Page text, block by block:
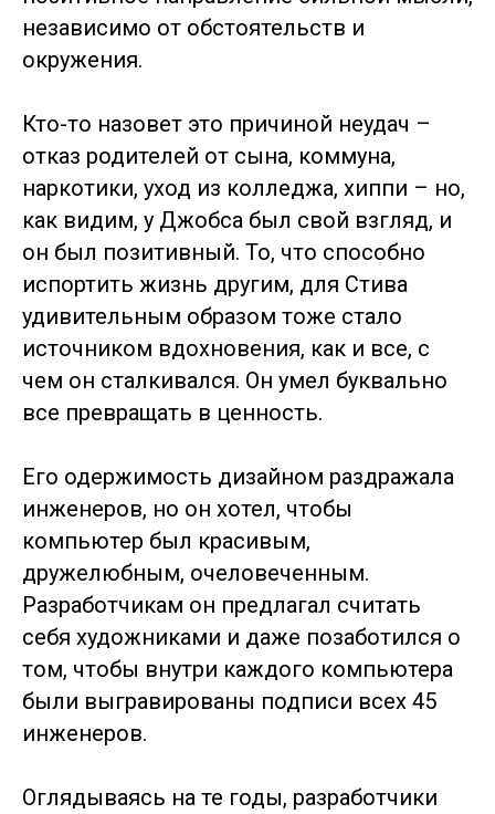
независимо от обстоятельств и
окружения.
Кто-то назовет это причиной неудач –
отказ родителей от сына, коммуна,
наркотики, уход из колледжа, хиппи – но,
как видим, у Джобса был свой взгляд, и
он был позитивный. То, что способно
испортить жизнь другим, для Стива
удивительным образом тоже стало
источником вдохновения, как и все, с
чем он сталкивался. Он умел буквально
все превращать в ценность.
Его одержимость дизайном раздражала
инженеров, но он хотел, чтобы
компьютер был красивым,
дружелюбным, очеловеченным.
Разработчикам он предлагал считать
себя художниками и даже позаботился о
том, чтобы внутри каждого компьютера
были выгравированы подписи всех 45
инженеров.
Оглядываясь на те годы, разработчики